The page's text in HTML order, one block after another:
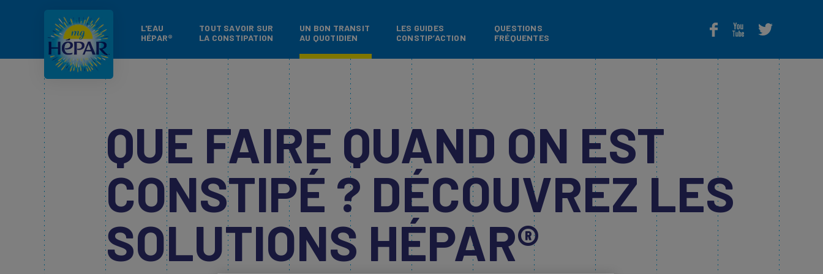
L'EAU
HÉPAR®
TOUT SAVOIR SUR
LA CONSTIPATION
UN BON TRANSIT
AU QUOTIDIEN
LES GUIDES
CONSTIP’ACTION
QUESTIONS
FRÉQUENTES
QUE FAIRE QUAND ON EST
CONSTIPÉ ? DÉCOUVREZ LES
SOLUTIONS HÉPAR®